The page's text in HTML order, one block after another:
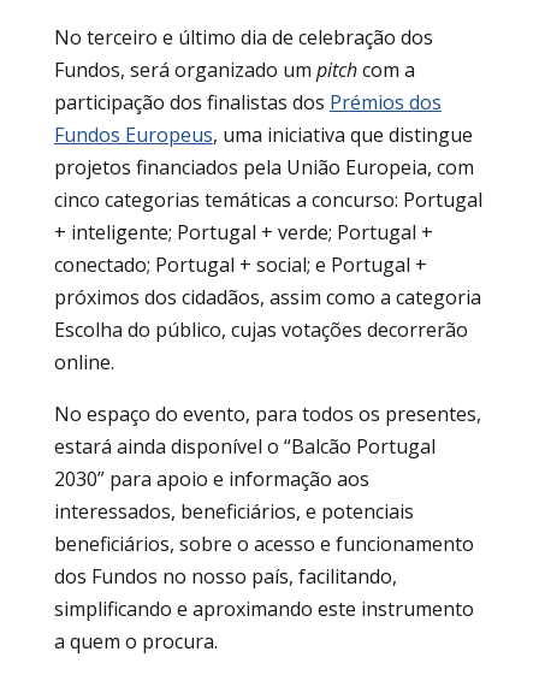
No terceiro e último dia de celebração dos
Fundos, será organizado um pitchcom a
participação dos finalistas dos Prémios dos
Fundos Europeus, uma iniciativa que distingue
projetos financiados pela União Europeia, com
cinco categorias temáticas a concurso: Portugal
+ inteligente; Portugal + verde; Portugal +
conectado; Portugal + social; e Portugal +
próximos dos cidadãos, assim como a categoria
Escolha do público, cujas votações decorrerão
online.
No espaço do evento, para todos os presentes,
estará ainda disponível o “Balcão Portugal
2030” para apoio e informação aos
interessados, beneficiários, e potenciais
beneficiários, sobre o acesso e funcionamento
dos Fundos no nosso país, facilitando,
simplificando e aproximando este instrumento
a quem o procura.